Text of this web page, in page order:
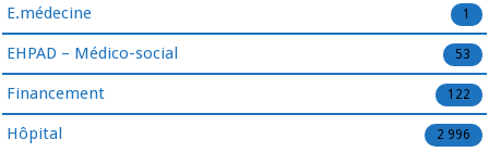
E.médecine 1
EHPAD – Médico-social 53
Financement 122
Hôpital 2 996